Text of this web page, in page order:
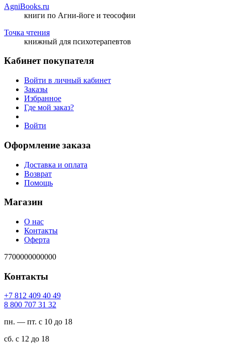
AgniBooks.ru
книги по Агни-йоге и теософии
Точка чтения
книжный для психотерапевтов
Кабинет покупателя
Войти в личный кабинет
Заказы
Избранное
Где мой заказ?
Войти
Оформление заказа
Доставка и оплата
Возврат
Помощь
Магазин
О нас
Контакты
Оферта
7700000000000
Контакты
94 04 904 218 7+
23 13 707 008 8
пн. — пт. с 10 до 18
сб. с 12 до 18